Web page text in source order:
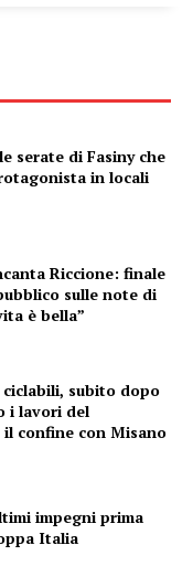
serate di Fasiny che
in locali
Riccione: finale
sulle note di
è bella”
subito dopo
i lavori del
confine con Misano
impegni prima
Italia